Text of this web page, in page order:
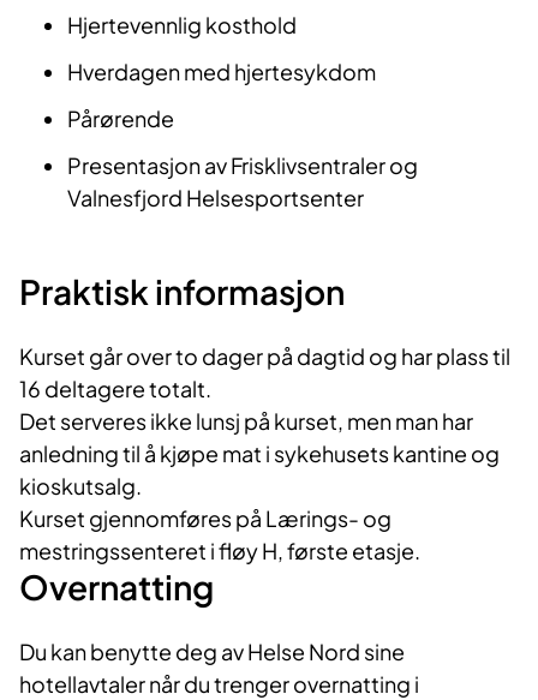
Hjertevennlig kosthold
Hverdagen med hjertesykdom
Pårørende
Presentasjon av Frisklivsentraler og
Valnesfjord Helsesportsenter
Praktisk informasjon
Kurset går over to dager på dagtid og har plass til
16 deltagere totalt.
Det serveres ikke lunsj på kurset, men man har
anledning til å kjøpe mat i sykehusets kantine og
kioskutsalg.
Kurset gjennomføres på Lærings- og
mestringssenteret i fløy H, første etasje.
Overnatting
Du kan benytte deg av Helse Nord sine
hotellavtaler når du trenger overnatting i